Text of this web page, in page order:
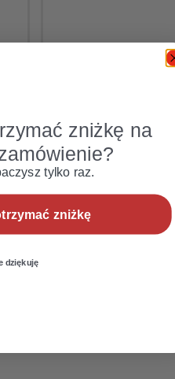
zniżkę na
tylko raz.
zniżkę
dziękuję